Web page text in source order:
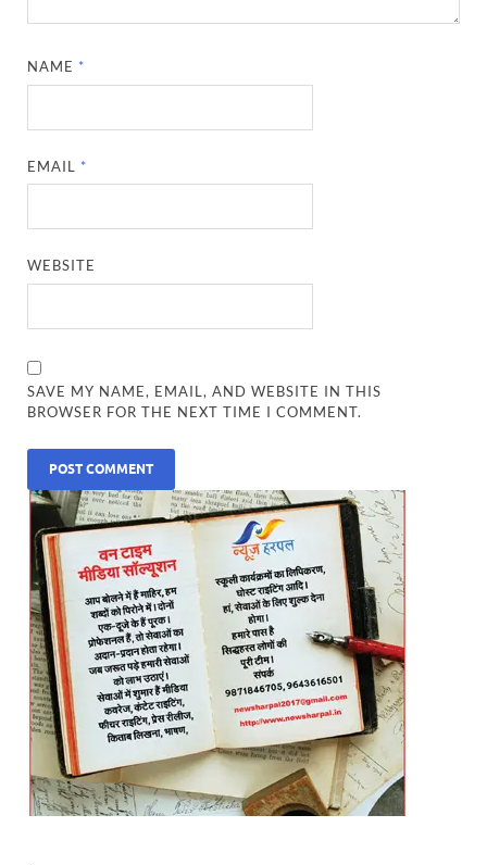
NAME *
EMAIL *
WEBSITE
SAVE MY NAME, EMAIL, AND WEBSITE IN THIS
BROWSER FOR THE NEXT TIME I COMMENT.